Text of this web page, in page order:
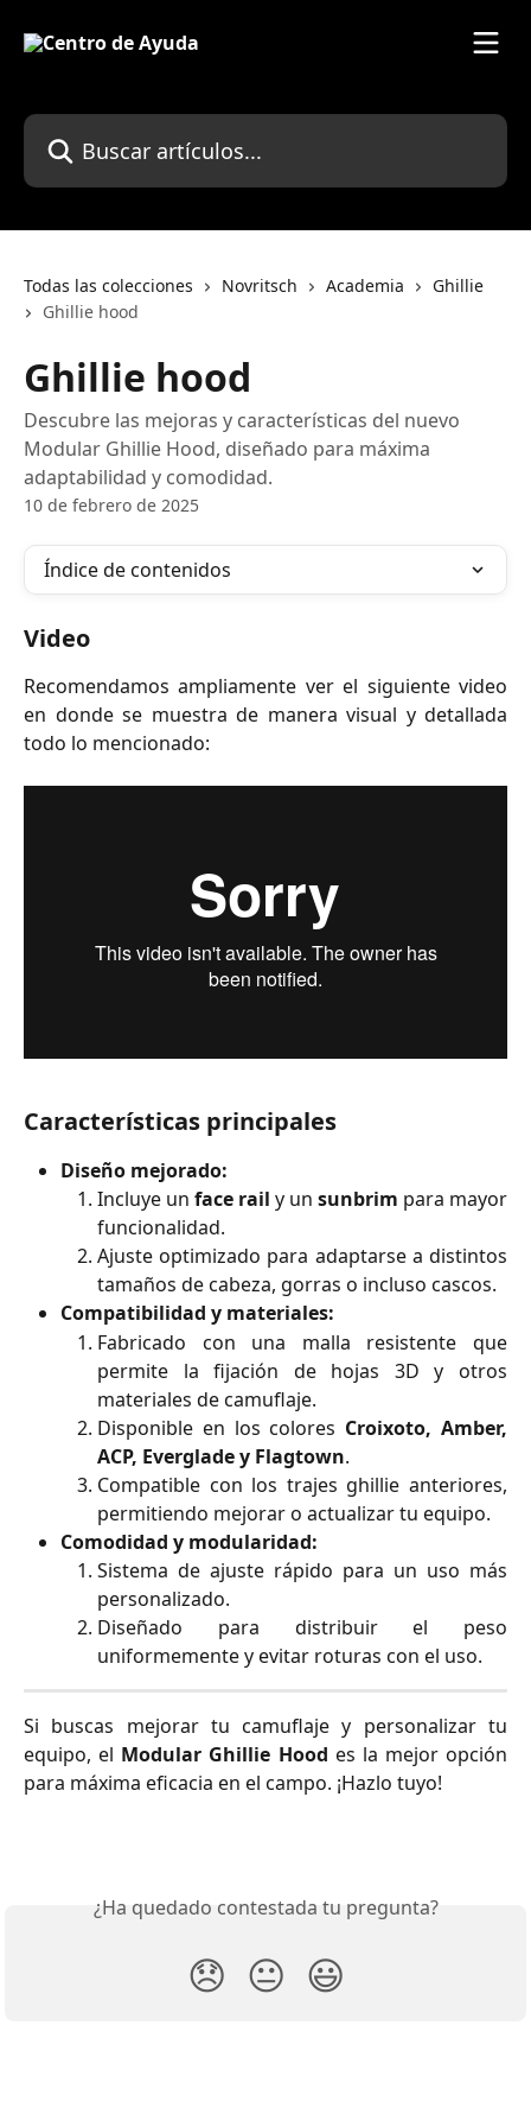
Buscar artículos...
Todas las colecciones Novritsch Academia
Ghillie
Ghillie hood
Ghillie hood
Descubre las mejoras y características del nuevo
Modular Ghillie Hood, diseñado para máxima
adaptabilidad y comodidad.
10 de febrero de 2025
Índice de contenidos
Video
Recomendamos ampliamente ver el siguiente video
en donde se muestra de manera visual y detallada
todo lo mencionado:
Características principales
Diseño mejorado:
Incluye un face rail y un sunbrim para mayor
funcionalidad.
Ajuste optimizado para adaptarse a distintos
tamaños de cabeza, gorras o incluso cascos.
Compatibilidad y materiales:
Fabricado con una malla resistente que
permite la fijación de hojas 3D y otros
materiales de camuflaje.
Disponible en los colores Croixoto, Amber,
ACP, Everglade y Flagtown.
Compatible con los trajes ghillie anteriores,
permitiendo mejorar o actualizar tu equipo.
Comodidad y modularidad:
Sistema de ajuste rápido para un uso más
personalizado.
Diseñado para distribuir el peso
uniformemente y evitar roturas con el uso.
Si buscas mejorar tu camuflaje y personalizar tu
equipo, el Modular Ghillie Hood es la mejor opción
para máxima eficacia en el campo. ¡Hazlo tuyo!
¿Ha quedado contestada tu pregunta?
😞 😐 😃